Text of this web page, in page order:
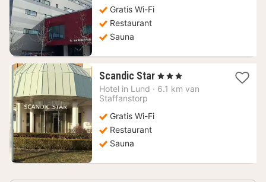
Gratis Wi-Fi
Restaurant
Sauna
Scandic Star 1
nacht
, 3 Sterren
Hotel in Lund · 6.1 km van
Staffanstorp
Gratis Wi-Fi
Restaurant
Sauna